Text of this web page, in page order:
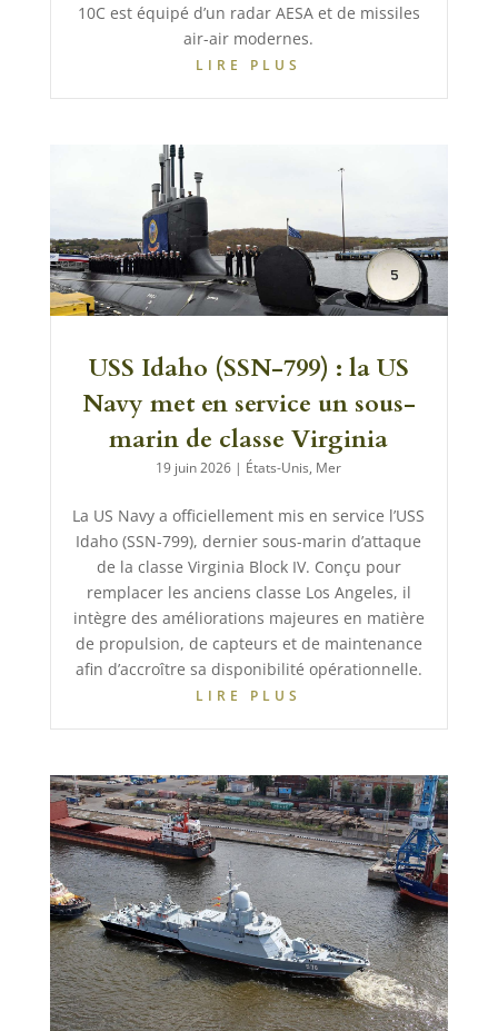
10C est équipé d’un radar AESA et de missiles
air-air modernes.
LIRE PLUS
USS Idaho (SSN-799) : la US
Navy met en service un sous-
marin de classe Virginia
19 juin 2026 | États-Unis, Mer
La US Navy a officiellement mis en service l’USS
Idaho (SSN-799), dernier sous-marin d’attaque
de la classe Virginia Block IV. Conçu pour
remplacer les anciens classe Los Angeles, il
intègre des améliorations majeures en matière
de propulsion, de capteurs et de maintenance
afin d’accroître sa disponibilité opérationnelle.
LIRE PLUS